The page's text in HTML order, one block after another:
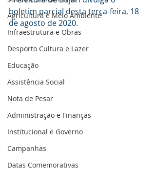
Agricultura e Meio Ambiente
Infraestrutura e Obras
Desporto Cultura e Lazer
Educação
Assistência Social
Nota de Pesar
Administração e Finanças
Institucional e Governo
Campanhas
Datas Comemorativas
boletim parcial desta terça-feira, 18
de agosto de 2020.